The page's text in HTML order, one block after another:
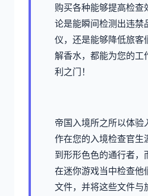
购买各种能够提高检查
论是能瞬间检测出违禁
仪，还是能够降低旅客
解香水，都能为您的工
利之门！
帝国入境所之所以体验
作在您的入境检查官生
到形形色色的通行者，
在迷你游戏当中检查他
文件，并将这些文件与